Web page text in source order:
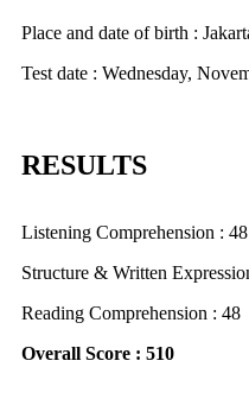
Place and date of birth :
Test date : Wednesday,
RESULTS
Listening Comprehension : 48
Structure & Written
Reading Comprehension : 48
Overall Score : 510